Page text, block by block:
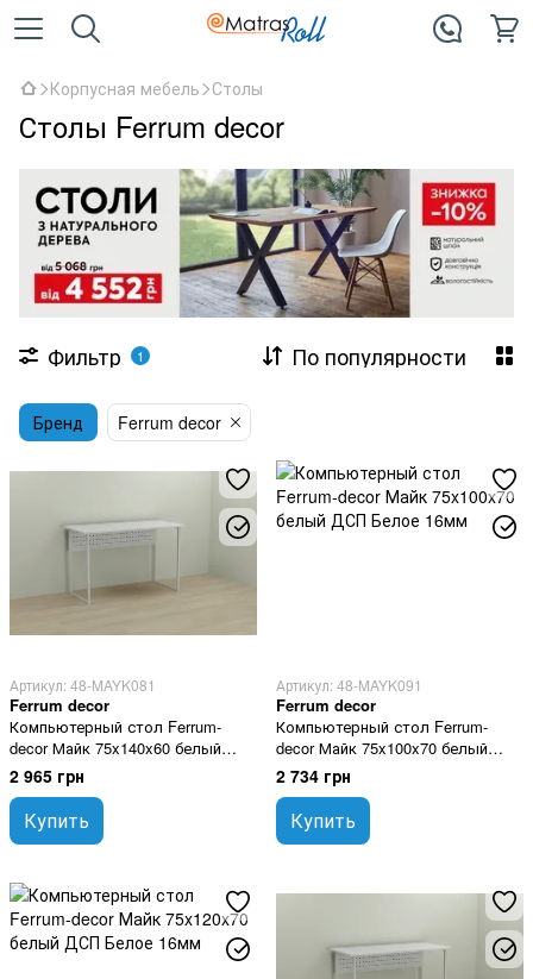
Корпусная мебель Столы
Столы Ferrum decor
Фильтр 1 По популярности
Бренд Ferrum decor
Артикул: 48-MAYK081
Ferrum decor
Компьютерный стол Ferrum-
decor Майк 75x140x60 белый
ДСП Белое 16мм
2 965 грн
Купить
Артикул: 48-MAYK091
Ferrum decor
Компьютерный стол Ferrum-
decor Майк 75x100x70 белый
ДСП Белое 16мм
2 734 грн
Купить